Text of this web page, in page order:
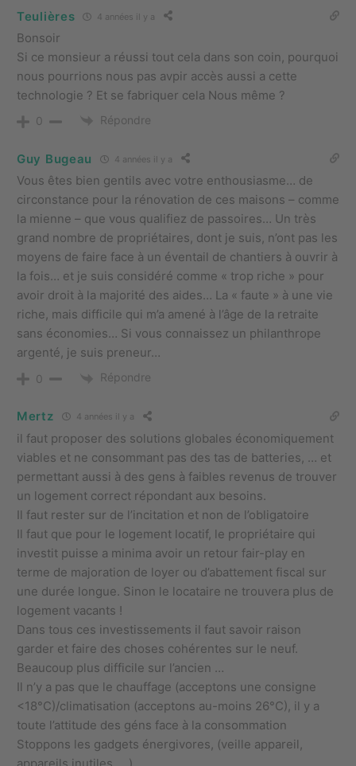
Teulières 4 années il y a
Bonsoir
Si ce monsieur a réussi tout cela dans son coin, pourquoi
nous pourrions nous pas avpir accès aussi a cette
technologie ? Et se fabriquer cela Nous même ?
0 Répondre
Guy Bugeau 4 années il y a
Vous êtes bien gentils avec votre enthousiasme… de
circonstance pour la rénovation de ces maisons – comme
la mienne – que vous qualifiez de passoires… Un très
grand nombre de propriétaires, dont je suis, n’ont pas les
moyens de faire face à un éventail de chantiers à ouvrir à
la fois… et je suis considéré comme « trop riche » pour
avoir droit à la majorité des aides… La « faute » à une vie
riche, mais difficile qui m’a amené à l’âge de la retraite
sans économies… Si vous connaissez un philanthrope
argenté, je suis preneur…
0 Répondre
Mertz 4 années il y a
il faut proposer des solutions globales économiquement
viables et ne consommant pas des tas de batteries, … et
permettant aussi à des gens à faibles revenus de trouver
un logement correct répondant aux besoins.
Il faut rester sur de l’incitation et non de l’obligatoire
Il faut que pour le logement locatif, le propriétaire qui
investit puisse a minima avoir un retour fair-play en
terme de majoration de loyer ou d’abattement fiscal sur
une durée longue. Sinon le locataire ne trouvera plus de
logement vacants !
Dans tous ces investissements il faut savoir raison
garder et faire des choses cohérentes sur le neuf.
Beaucoup plus difficile sur l’ancien …
Il n’y a pas que le chauffage (acceptons une consigne
<18°C)/climatisation (acceptons au-moins 26°C), il y a
toute l’attitude des géns face à la consommation
Stoppons les gadgets énergivores, (veille appareil,
appareils inutiles, …)